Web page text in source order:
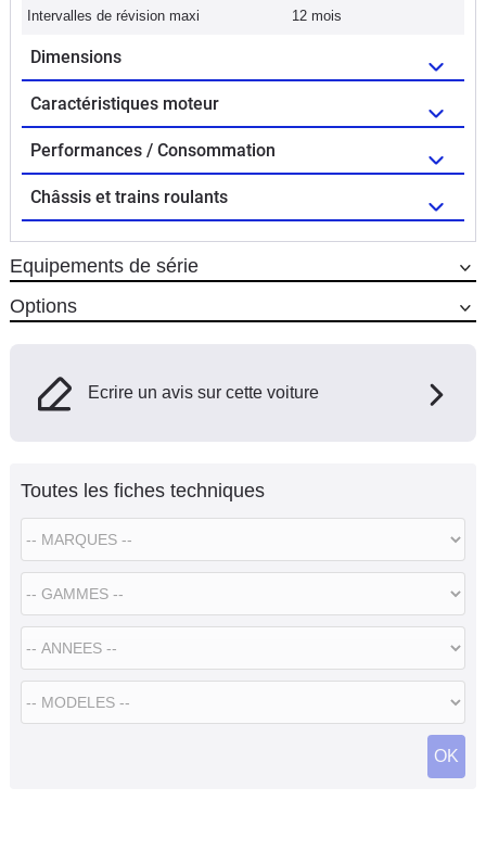
Intervalles de révision maxi 12 mois
Dimensions
Caractéristiques moteur
Performances / Consommation
Châssis et trains roulants
Equipements de série
Options
Ecrire un avis sur cette voiture
Toutes les fiches techniques